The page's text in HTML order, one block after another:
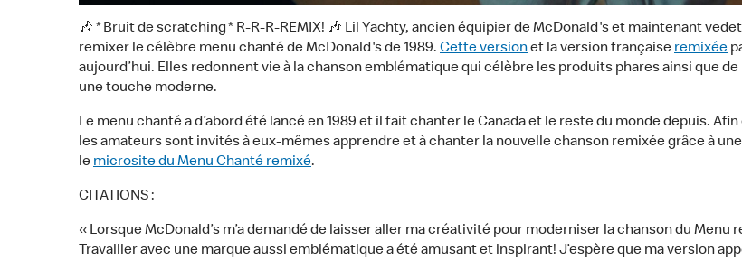
🎶 * Bruit de scratching * R-R-R-REMIX! 🎶 Lil Yachty, ancien équipier de McDonald's et maintenant
remixer le célèbre menu chanté de McDonald's de 1989. Cette versionet la version françaiseremixée
aujourd’hui. Elles redonnent vie à la chanson emblématique qui célèbre les produits phares ainsi que
une touche moderne.
Le menu chanté a d’abord été lancé en 1989 et il fait chanter le Canada et le reste du monde depuis.
les amateurs sont invités à eux-mêmes apprendre et à chanter la nouvelle chanson remixée grâce à
lemicrosite du Menu Chanté remixé.
CITATIONS :
« Lorsque McDonald’s m’a demandé de laisser aller ma créativité pour moderniser la chanson du Menu
Travailler avec une marque aussi emblématique a été amusant et inspirant! J’espère que ma version